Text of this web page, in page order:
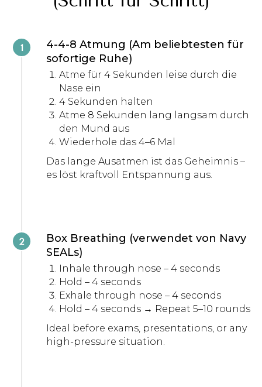
4-4-8 Atmung (Am beliebtesten für
sofortige Ruhe)
Atme für 4 Sekunden leise durch die
Nase ein
4 Sekunden halten
Atme 8 Sekunden lang langsam durch
den Mund aus
Wiederhole das 4–6 Mal
Das lange Ausatmen ist das Geheimnis –
es löst kraftvoll Entspannung aus.
Box Breathing (verwendet von Navy
SEALs)
Inhale through nose – 4 seconds
Hold – 4 seconds
Exhale through nose – 4 seconds
Hold – 4 seconds → Repeat 5–10 rounds
Ideal before exams, presentations, or any
high-pressure situation.